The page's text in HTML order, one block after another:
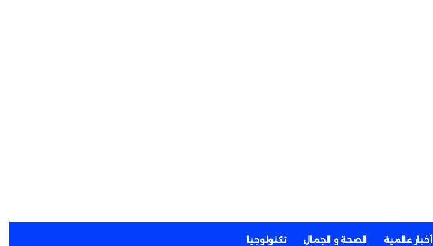
أخبار عالمية الصحة و الجمال تكنولوجيا